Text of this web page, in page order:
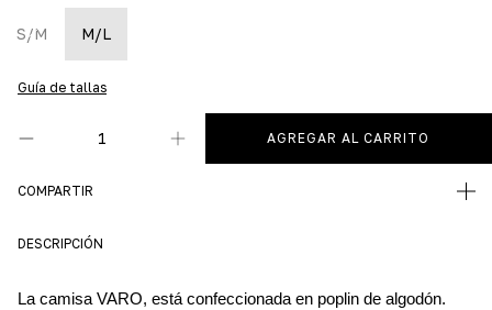
S/M M/L
Guía de tallas
COMPARTIR
DESCRIPCIÓN
La camisa VARO, está confeccionada en poplin de algodón.